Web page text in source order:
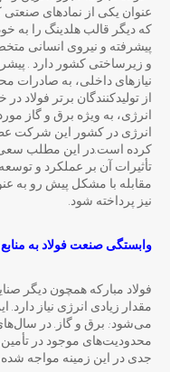
عنوان یکی از نمادهای
که دیگر قالب هلدینگ را به
پیشرفته و نیروی انسانی
و زیرساختی کشور دارد .
نیازهای داخلی، به صادرات
از تولیدکنندگان برتر فولاد
انرژی، به ویژه برق و گاز
انرژی در کشور این شرکت
کرده است.در این مطلب
تأثیرات آن بر عملکرد و
مقابله با مشکل پیش رو به
نیز پرداخته شود.
وابستگی صنعت فولاد به
فولاد مبارکه همچون دیگر
مقدار زیادی انرژی نیاز دارد.
می‌شود: برق و گاز. در سال‌های
محدودیت‌های موجود در تأمین
جدی در این زمینه مواجه